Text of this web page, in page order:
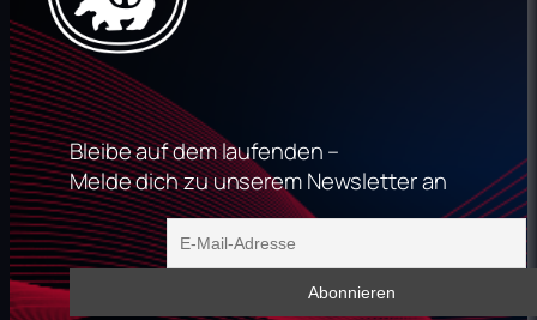
Bleibe auf dem laufenden –
Melde dich zu unserem Newsletter an